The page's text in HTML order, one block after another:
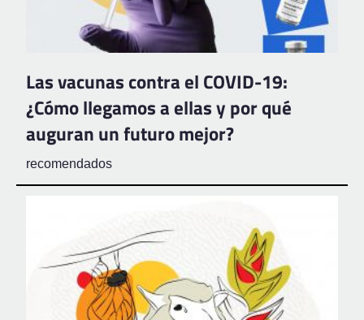
Las vacunas contra el COVID-19:
¿Cómo llegamos a ellas y por qué
auguran un futuro mejor?
recomendados